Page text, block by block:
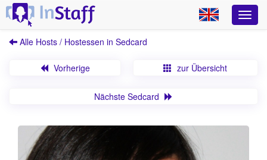
Alle Hosts / Hostessen in Sedcard
Vorherige zur Übersicht
Nächste Sedcard